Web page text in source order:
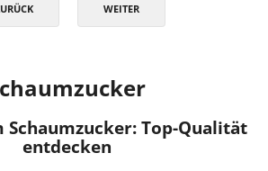
WEITER
Schaumzucker: Top-Qualität
entdecken